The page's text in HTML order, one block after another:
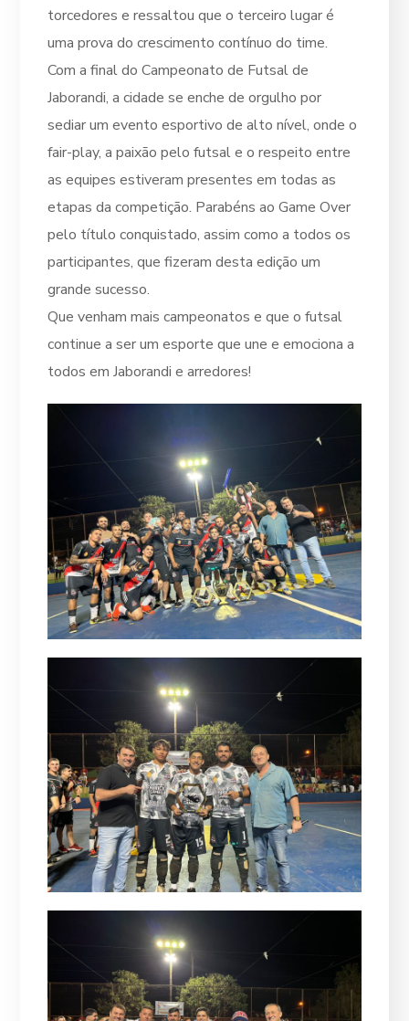
torcedores e ressaltou que o terceiro lugar é
uma prova do crescimento contínuo do time.
Com a final do Campeonato de Futsal de
Jaborandi, a cidade se enche de orgulho por
sediar um evento esportivo de alto nível, onde o
fair-play, a paixão pelo futsal e o respeito entre
as equipes estiveram presentes em todas as
etapas da competição. Parabéns ao Game Over
pelo título conquistado, assim como a todos os
participantes, que fizeram desta edição um
grande sucesso.
Que venham mais campeonatos e que o futsal
continue a ser um esporte que une e emociona a
todos em Jaborandi e arredores!